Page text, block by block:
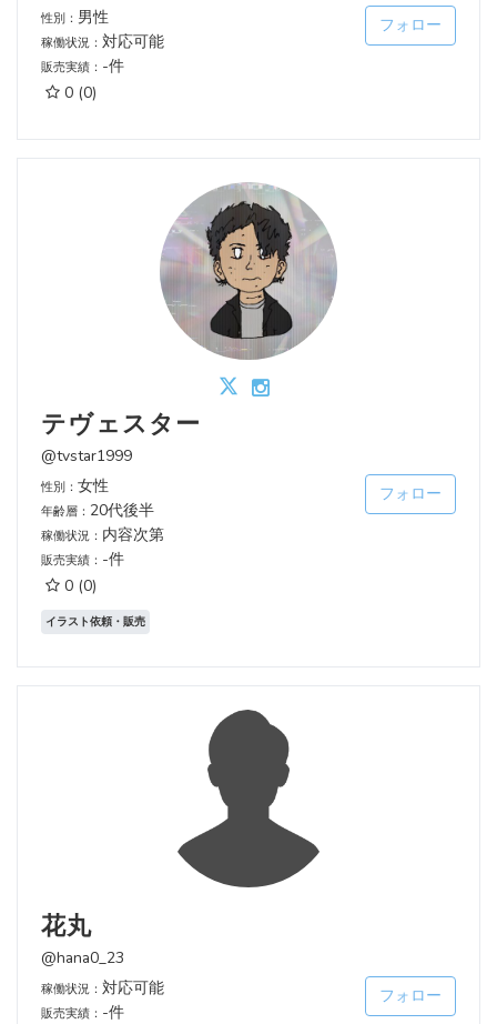
性別： 男性
稼働状況： 対応可能
販売実績： -件
0 (0)
フォロー
テヴェスター
@tvstar1999
性別： 女性
年齢層： 20代後半
稼働状況： 内容次第
販売実績： -件
0 (0)
フォロー
イラスト依頼・販売
花丸
@hana0_23
稼働状況： 対応可能
販売実績： -件
フォロー